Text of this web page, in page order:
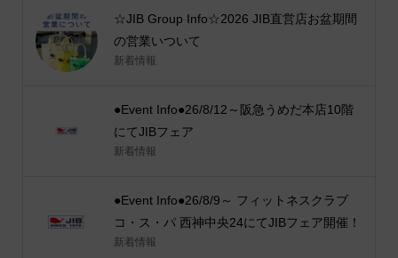
☆JIB Group Info☆2026 JIB直営店お盆期間
の営業いついて
新着情報
●Event Info●26/8/12～阪急うめだ本店10階
にてJIBフェア
新着情報
●Event Info●26/8/9～ フィットネスクラブ
コ・ス・パ 西神中央24にてJIBフェア開催！
新着情報